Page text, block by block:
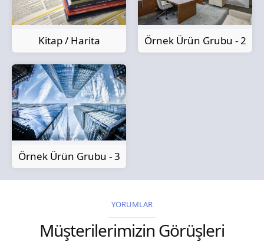
Kitap / Harita Örnek Ürün Grubu - 2
Örnek Ürün Grubu - 3
YORUMLAR
Müşterilerimizin Görüşleri